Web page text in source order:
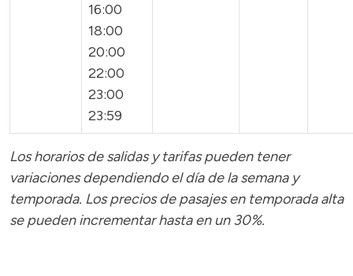
16:00
18:00
20:00
22:00
23:00
23:59
Los horarios de salidas y tarifas pueden tener
variaciones dependiendo el día de la semana y
temporada. Los precios de pasajesen temporada alta
se pueden incrementar hasta en un 30%.